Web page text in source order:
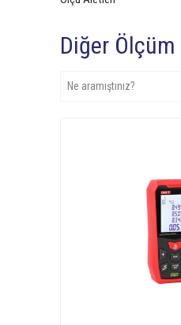
Diğer Ölçüm